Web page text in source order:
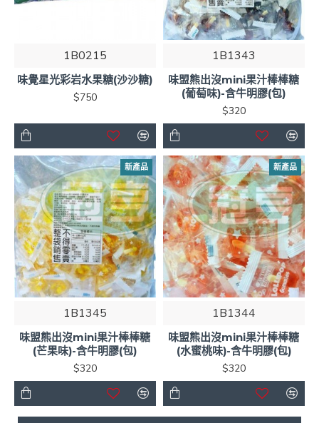
1B0215
味覺星光彩岩水果糖(沙沙糖)
$750
1B1343
味盟熊出沒mini果汁棒棒糖
(葡萄味)-含牛明膠(包)
$320
新產品
1B1345
味盟熊出沒mini果汁棒棒糖
(芒果味)-含牛明膠(包)
$320
新產品
1B1344
味盟熊出沒mini果汁棒棒糖
(水蜜桃味)-含牛明膠(包)
$320